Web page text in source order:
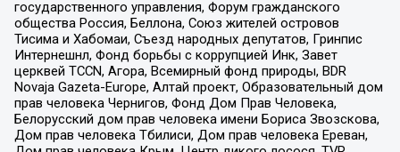
государственного управления, Форум гражданского
общества Россия, Беллона, Союз жителей островов
Тисима и Хабомаи, Съезд народных депутатов, Гринпис
Интернешнл, Фонд борьбы с коррупцией Инк, Завет
церквей TCCN, Агора, Всемирный фонд природы, BDR
Novaja Gazeta-Europe, Алтай проект, Образовательный дом
прав человека Чернигов, Фонд Дом Прав Человека,
Белорусский дом прав человека имени Бориса Звозскова,
Дом прав человека Тбилиси, Дом прав человека Ереван,